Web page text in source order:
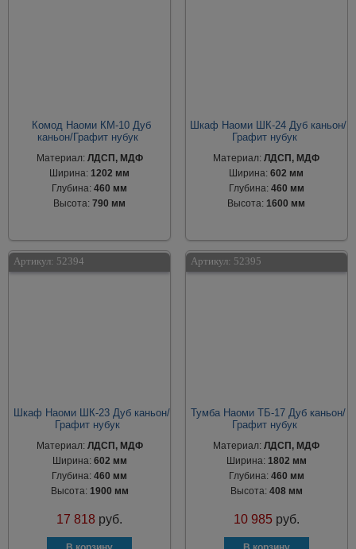
Комод Наоми КМ-10 Дуб
каньон/Графит нубук
Материал: ЛДСП, МДФ
Ширина:1202 мм
Глубина:460 мм
Высота:790 мм
Шкаф Наоми ШК-24 Дуб каньон/
Графит нубук
Материал:ЛДСП, МДФ
Ширина:602 мм
Глубина: 460 мм
Высота:1600 мм
Артикул: 52394
Шкаф Наоми ШК-23 Дуб каньон/
Графит нубук
Материал: ЛДСП, МДФ
Ширина: 602 мм
Глубина:460 мм
Высота: 1900 мм
17 818 руб.
Артикул: 52395
Тумба Наоми ТБ-17 Дуб каньон/
Графит нубук
Материал:ЛДСП, МДФ
Ширина: 1802 мм
Глубина: 460 мм
Высота: 408 мм
10 985 руб.